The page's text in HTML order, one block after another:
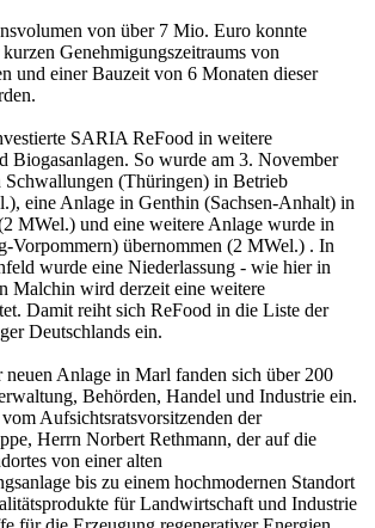
von über 7 Mio. Euro konnte
Genehmigungszeitraums von
und einer Bauzeit von 6 Monaten dieser
SARIA ReFood in weitere
Biogasanlagen. So wurde am 3. November
Schwallungen (Thüringen) in Betrieb
eine Anlage in Genthin (Sachsen-Anhalt) in
MWel.) und eine weitere Anlage wurde in
Vorpommern) übernommen (2 MWel.) . In
wurde eine Niederlassung - wie hier in
Malchin wird derzeit eine weitere
Damit reiht sich ReFood in die Liste der
Deutschlands ein.
Anlage in Marl fanden sich über 200
Behörden, Handel und Industrie ein.
Aufsichtsratsvorsitzenden der
Herrn Norbert Rethmann, der auf die
von einer alten
bis zu einem hochmodernen Standort
für Landwirtschaft und Industrie